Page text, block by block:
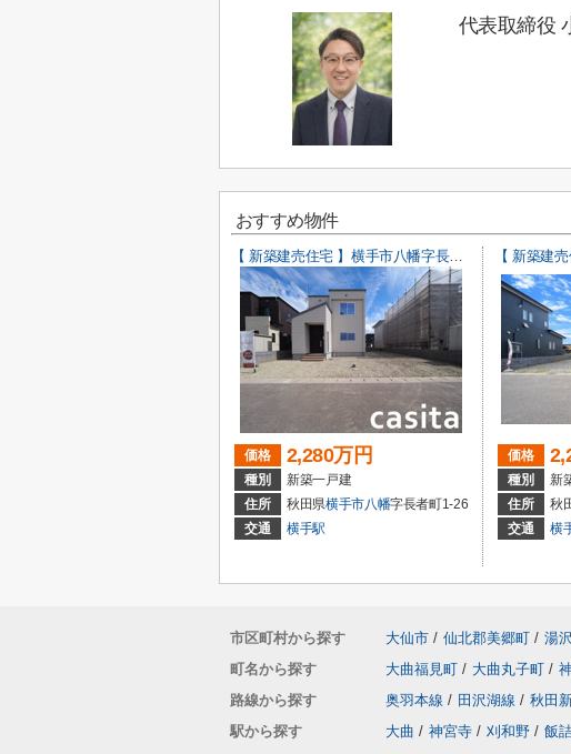
代表取締役
おすすめ物件
【 新築建売住宅 】横手市八幡字長者町No58 横手北小学校区のオール電化 4LDK
価格 2,280万円
種別
新築一戸建
住所
秋田県横手市八幡字長者町1-26
交通
横手駅
価格
種別
新
住所
秋
交通
横
市区町村から探す 大仙市 / 仙北郡美郷町 / 湯
町名から探す
大曲福見町 / 大曲丸子町 /
路線から探す
奥羽本線 / 田沢湖線 / 秋田
駅から探す
大曲 / 神宮寺 / 刈和野 / 飯